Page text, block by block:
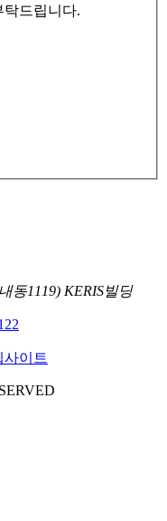
탁드립니다.
동1119) KERIS빌딩